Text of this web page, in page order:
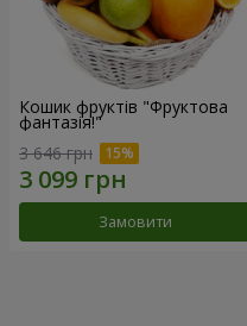
Кошик фруктів "Фруктова
фантазія!"
3 646 грн
Замовити